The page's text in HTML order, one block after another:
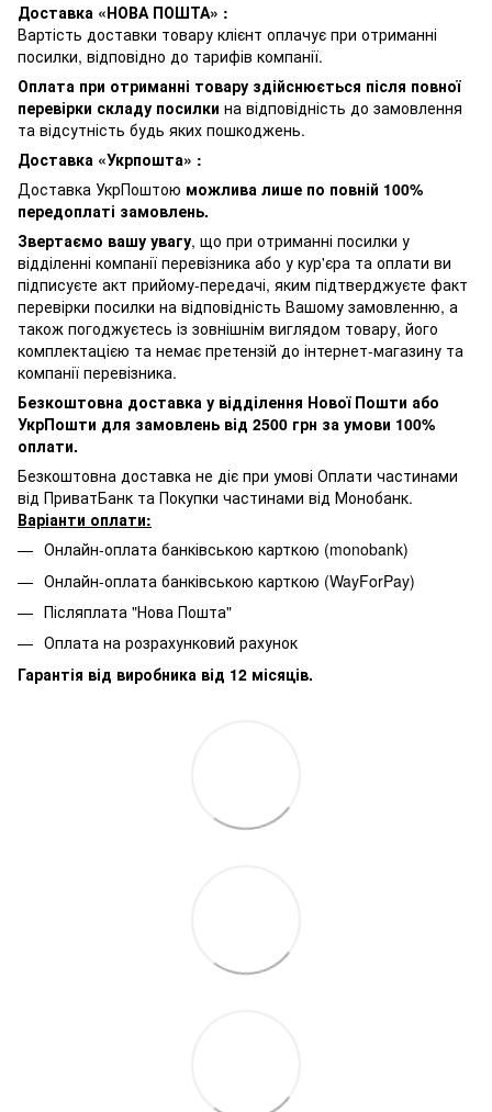
Доставка «НОВА ПОШТА» :
Вартість доставки товару клієнт оплачує при отриманні
посилки, відповідно до тарифів компанії.
Оплата при отриманні товару здійснюється після повної
перевірки складу посилки на відповідність до замовлення
та відсутність будь яких пошкоджень.
Доставка «Укрпошта» :
Доставка УкрПоштою можлива лише по повній 100%
передоплаті замовлень.
Звертаємо вашу увагу, що при отриманні посилки у
відділенні компанії перевізника або у кур'єра та оплати ви
підписуєте акт прийому-передачі, яким підтверджуєте факт
перевірки посилки на відповідність Вашому замовленню, а
також погоджуєтесь із зовнішнім виглядом товару, його
комплектацією та немає претензій до інтернет-магазину та
компанії перевізника.
Безкоштовна доставка у відділення Нової Пошти або
УкрПошти для замовлень від 2500 грн за умови 100%
оплати.
Безкоштовна доставка не діє при умові Оплати частинами
від ПриватБанк та Покупки частинами від Монобанк.
Варіанти оплати:
Онлайн-оплата банківською карткою (monobank)
Онлайн-оплата банківською карткою (WayForPay)
Післяплата "Нова Пошта"
Оплата на розрахунковий рахунок
Гарантія від виробника від 12 місяців.